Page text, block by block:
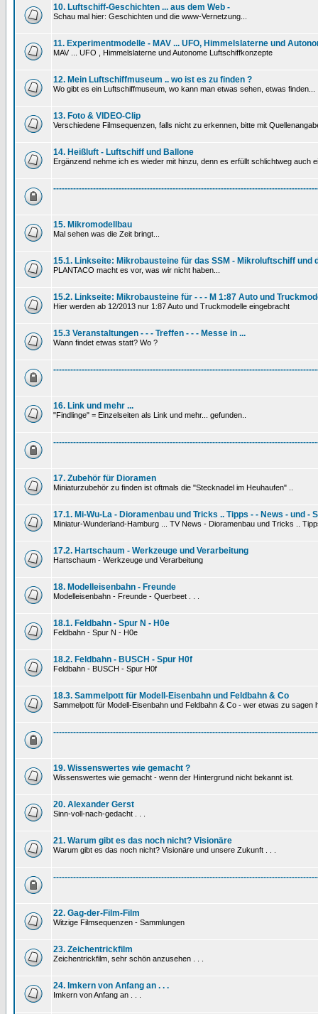
10. Luftschiff-Geschichten ... aus dem Web -
Schau mal hier: Geschichten und die www-Vernetzung...
11. Experimentmodelle - MAV ... UFO, Himmelslaterne und
MAV ... UFO , Himmelslaterne und Autonome Luftschiffkonzepte
12. Mein Luftschiffmuseum .. wo ist es zu finden ?
Wo gibt es ein Luftschiffmuseum, wo kann man etwas sehen, etwas finden...
13. Foto & VIDEO-Clip
Verschiedene Filmsequenzen, falls nicht zu erkennen, bitte mit
14. Heißluft - Luftschiff und Ballone
Ergänzend nehme ich es wieder mit hinzu, denn es erfüllt schlichtweg auch
15. Mikromodellbau
Mal sehen was die Zeit bringt...
15.1. Linkseite: Mikrobausteine für das SSM - Mikroluftschiff und
PLANTACO macht es vor, was wir nicht haben...
15.2. Linkseite: Mikrobausteine für - - - M 1:87 Auto und
Hier werden ab 12/2013 nur 1:87 Auto und Truckmodelle eingebracht
15.3 Veranstaltungen - - - Treffen - - - Messe in ...
Wann findet etwas statt? Wo ?
16. Link und mehr ...
"Findlinge" = Einzelseiten als Link und mehr... gefunden..
17. Zubehör für Dioramen
Miniaturzubehör zu finden ist oftmals die "Stecknadel im Heuhaufen" ..
17.1. Mi-Wu-La - Dioramenbau und Tricks .. Tipps - - News - und -
Miniatur-Wunderland-Hamburg ... TV News - Dioramenbau und Tricks ..
17.2. Hartschaum - Werkzeuge und Verarbeitung
Hartschaum - Werkzeuge und Verarbeitung
18. Modelleisenbahn - Freunde
Modelleisenbahn - Freunde - Querbeet . . .
18.1. Feldbahn - Spur N - H0e
Feldbahn - Spur N - H0e
18.2. Feldbahn - BUSCH - Spur H0f
Feldbahn - BUSCH - Spur H0f
18.3. Sammelpott für Modell-Eisenbahn und Feldbahn & Co
Sammelpott für Modell-Eisenbahn und Feldbahn & Co - wer etwas zu sagen
19. Wissenswertes wie gemacht ?
Wissenswertes wie gemacht - wenn der Hintergrund nicht bekannt ist.
20. Alexander Gerst
Sinn-voll-nach-gedacht . . .
21. Warum gibt es das noch nicht? Visionäre
Warum gibt es das noch nicht? Visionäre und unsere Zukunft . . .
22. Gag-der-Film-Film
Witzige Filmsequenzen - Sammlungen
23. Zeichentrickfilm
Zeichentrickfilm, sehr schön anzusehen . . .
24. Imkern von Anfang an . . .
Imkern von Anfang an . . .